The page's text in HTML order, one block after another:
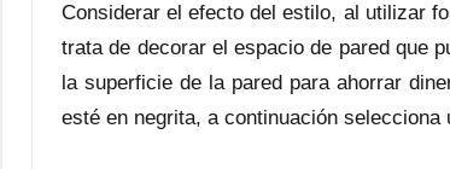
Considerar el efecto del estilo, al utilizar
trata de decorar el espacio de pared que
la superficie de la pared para ahorrar
esté en negrita, a continuación